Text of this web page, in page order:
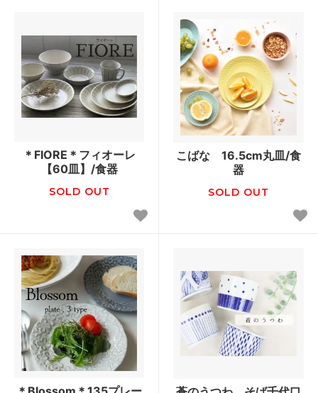
＊FIORE＊フィオーレ
【60皿】/食器
SOLD OUT
こばな 16.5cm丸皿/食
器
SOLD OUT